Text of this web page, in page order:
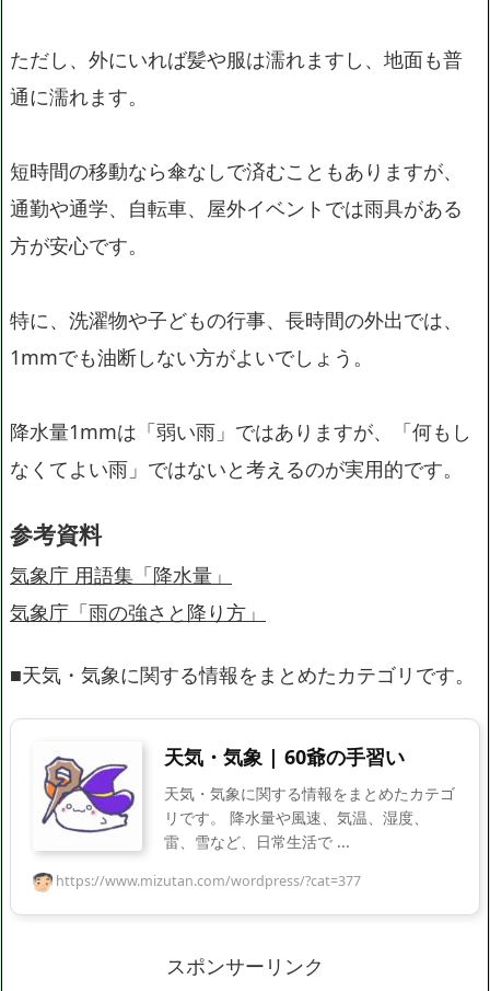
ただし、外にいれば髪や服は濡れますし、地面も普
通に濡れます。
短時間の移動なら傘なしで済むこともありますが、
通勤や通学、自転車、屋外イベントでは雨具がある
方が安心です。
特に、洗濯物や子どもの行事、長時間の外出では、
1mmでも油断しない方がよいでしょう。
降水量1mmは「弱い雨」ではありますが、「何もし
なくてよい雨」ではないと考えるのが実用的です。
参考資料
気象庁 用語集「降水量」
気象庁「雨の強さと降り方」
■天気・気象に関する情報をまとめたカテゴリです。
天気・気象 | 60爺の手習い
天気・気象に関する情報をまとめたカテゴ
リです。 降水量や風速、気温、湿度、
雷、雪など、日常生活で ...
https://www.mizutan.com/wordpress/?cat=377
スポンサーリンク